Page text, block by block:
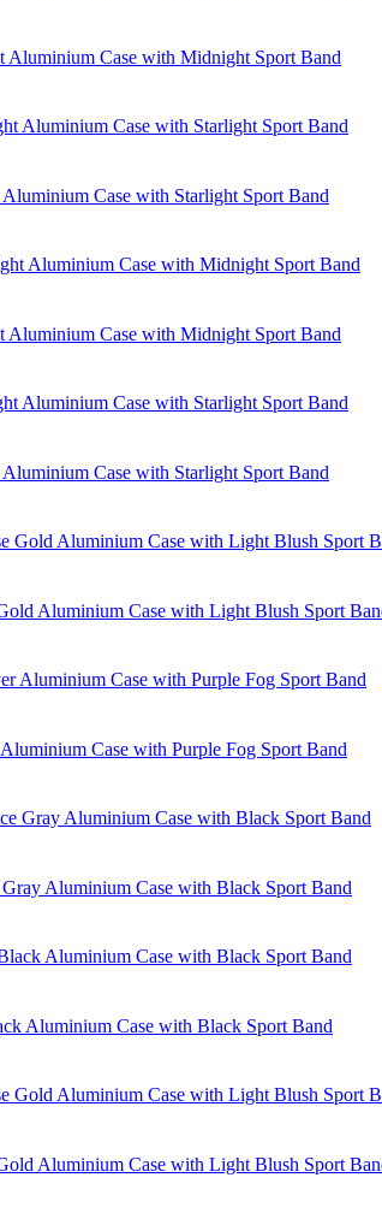
Case with Midnight Sport Band
Case with Starlight Sport Band
Case with Midnight Sport Band
Case with Starlight Sport Band
Aluminium Case with Light Blush Sport
Case with Purple Fog Sport Band
Aluminium Case with Black Sport Band
Aluminium Case with Black Sport Band
Aluminium Case with Light Blush Sport